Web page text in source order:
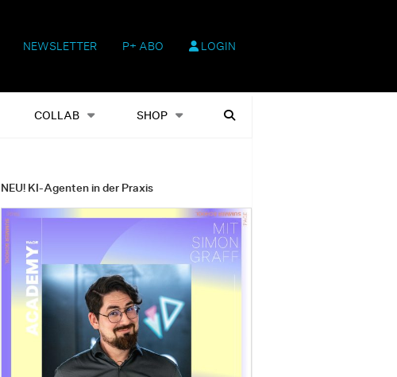
NEWSLETTER P+ ABO LOGIN
COLLAB SHOP
Shop Heftausgaben Suchen
NEU! KI-Agenten in der Praxis